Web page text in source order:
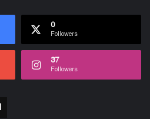
0
Followers
37
Followers